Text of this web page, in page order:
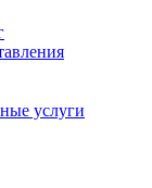
услуги